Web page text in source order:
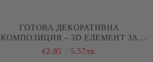
ГОТОВА ДЕКОРАТИВНА
КОМПОЗИЦИЯ – 3D ЕЛЕМЕНТ ЗА
КАРТИЧКИ И SCRAPBOOKING В
€2.85 5.57лв.